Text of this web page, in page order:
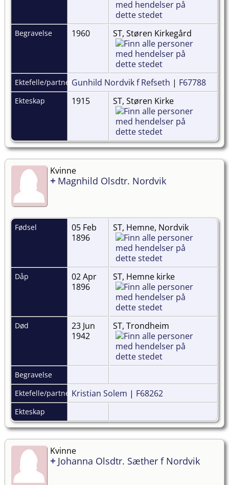
Begravelse 1960 ST, Støren Kirkegård
Ektefelle/partnerGunhild Nordvik f Refseth | F67788
Ekteskap 1915 ST, Støren Kirke
Kvinne
+ Magnhild Olsdtr. Nordvik
Fødsel
05 Feb
1896
ST, Hemne, Nordvik
Dåp
02 Apr
1896
ST, Hemne kirke
Død
23 Jun
1942
ST, Trondheim
Begravelse
Ektefelle/partnerKristian Solem | F68262
Ekteskap
Kvinne
+ Johanna Olsdtr. Sæther f Nordvik